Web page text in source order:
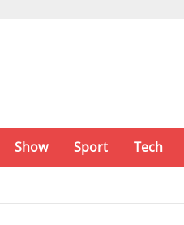
Show Sport Tech